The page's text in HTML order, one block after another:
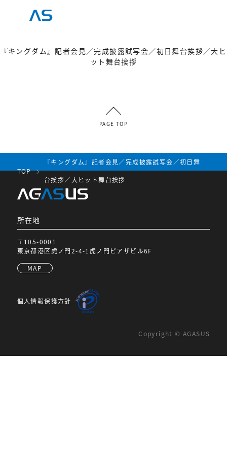
『キングダム』記者会見／完成披露試写会／初日舞台挨拶／大ヒ
ット舞台挨拶
PAGE TOP
TOP
『キングダム』記者会見／完成披露試写会／初日舞
台挨拶／大ヒット舞台挨拶
所在地
〒105-0001
東京都港区虎ノ門2-4-1虎ノ門ピアザビル6F
MAP
個人情報保護方針
Copyright © AGASUS